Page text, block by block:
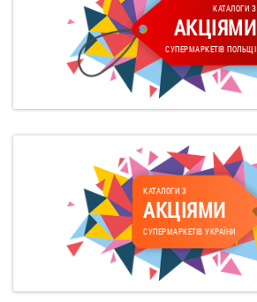
КАТАЛОГИ З
АКЦІЯМИ
СУПЕРМАРКЕТІВ ПОЛЬЩІ
КАТАЛОГИ З
АКЦІЯМИ
СУПЕРМАРКЕТІВ УКРАЇНИ